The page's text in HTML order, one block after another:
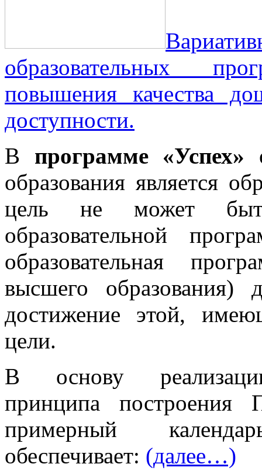
образовательных
повышения качества
доступности.
В программе «Успех»
образования является
цель не может
образовательной
образовательная
высшего
достижение этой,
цели.
В основу реализации
принципа построения
примерный
обеспечивает: (далее…)